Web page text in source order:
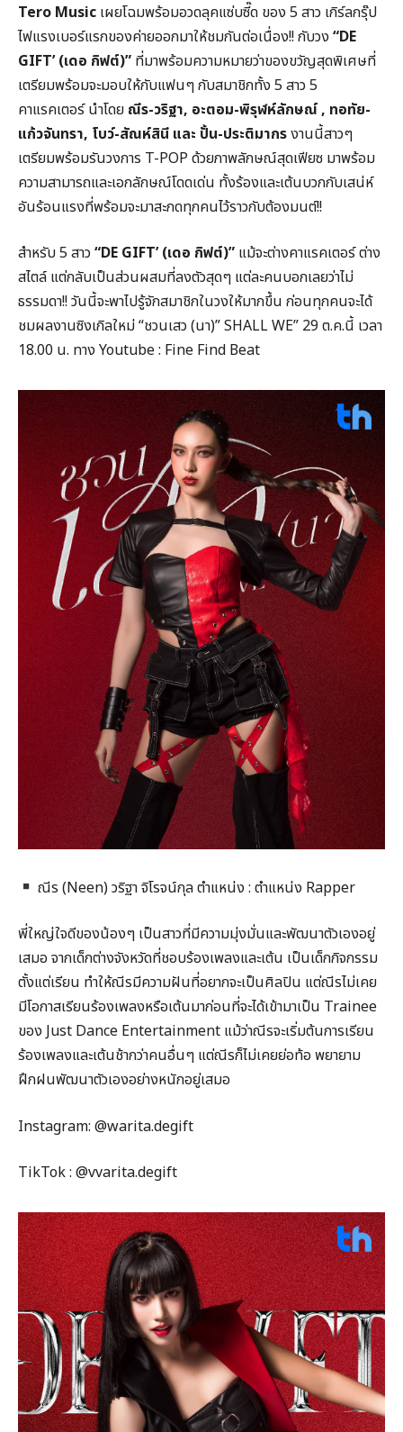
Tero Music เผยโฉมพร้อมอวดลุคแซ่บซี๊ด ของ 5 สาว เกิร์ลกรุ๊ป
ไฟแรงเบอร์แรกของค่ายออกมาให้ชมกันต่อเนื่อง!! กับวง “DE
GIFT’ (เดอ กิฟต์)” ที่มาพร้อมความหมายว่าของขวัญสุดพิเศษที่
เตรียมพร้อมจะมอบให้กับแฟนๆ กับสมาชิกทั้ง 5 สาว 5
คาแรคเตอร์ นำโดย ณีร-วริฐา, อะตอม-พิรุฬห์ลักษณ์ , ทอทัย-
แก้วจันทรา, โบว์-สัณห์สินี และ ปั้น-ประติมากรงานนี้สาวๆ
เตรียมพร้อมรันวงการ T-POP ด้วยภาพลักษณ์สุดเฟียซ มาพร้อม
ความสามารถและเอกลักษณ์โดดเด่น ทั้งร้องและเต้นบวกกับเสน่ห์
อันร้อนแรงที่พร้อมจะมาสะกดทุกคนไว้ราวกับต้องมนต์!!
สำหรับ 5 สาว “DE GIFT’ (เดอ กิฟต์)” แม้จะต่างคาแรคเตอร์ ต่าง
สไตล์ แต่กลับเป็นส่วนผสมที่ลงตัวสุดๆ แต่ละคนบอกเลยว่าไม่
ธรรมดา!! วันนี้จะพาไปรู้จักสมาชิกในวงให้มากขึ้น ก่อนทุกคนจะได้
ชมผลงานซิงเกิลใหม่ “ชวนเสว (นา)” SHALL WE” 29 ต.ค.นี้ เวลา
18.00 น. ทาง Youtube : Fine Find Beat
ณีร (Neen) วริฐา จิโรจน์กุล ตำแหน่ง : ตำแหน่ง Rapper
พี่ใหญ่ใจดีของน้องๆ เป็นสาวที่มีความมุ่งมั่นและพัฒนาตัวเองอยู่
เสมอ จากเด็กต่างจังหวัดที่ชอบร้องเพลงและเต้น เป็นเด็กกิจกรรม
ตั้งแต่เรียน ทำให้ณีรมีความฝันที่อยากจะเป็นศิลปิน แต่ณีรไม่เคย
มีโอกาสเรียนร้องเพลงหรือเต้นมาก่อนที่จะได้เข้ามาเป็น Trainee
ของ Just Dance Entertainment แม้ว่าณีรจะเริ่มต้นการเรียน
ร้องเพลงและเต้นช้ากว่าคนอื่นๆ แต่ณีรก็ไม่เคยย่อท้อ พยายาม
ฝึกฝนพัฒนาตัวเองอย่างหนักอยู่เสมอ
Instagram: @warita.degift
TikTok : @vvarita.degift